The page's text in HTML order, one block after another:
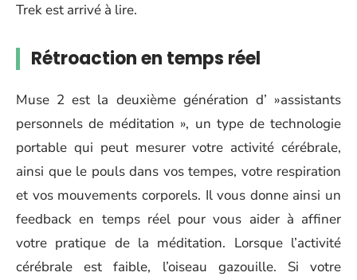
Trek est arrivé à lire.
Rétroaction en temps réel
Muse 2 est la deuxième génération d’ »assistants
personnels de méditation », un type de technologie
portable qui peut mesurer votre activité cérébrale,
ainsi que le pouls dans vos tempes, votre respiration
et vos mouvements corporels. Il vous donne ainsi un
feedback en temps réel pour vous aider à affiner
votre pratique de la méditation. Lorsque l’activité
cérébrale est faible, l’oiseau gazouille. Si votre